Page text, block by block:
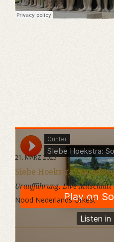
21. MÄRZ 2025
Siebe Hoekstra:
Uraufführung, Live-Mitschnitt
Nood Nederlands Orkest